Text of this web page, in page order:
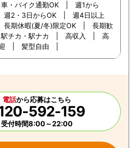
・バイク通勤OK | 週1から
2・3日からOK | 週4日以上
期休暇(夏/冬)限定OK | 長期歓
チカ・駅ナカ | 高収入 | 高
迎 | 髪型自由 |
電話から応募はこちら
592-159
受付時間8:00～22:00